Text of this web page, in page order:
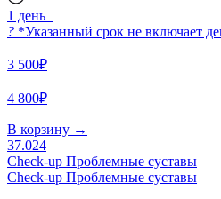
1 день
? *Указанный срок не включает
3 500₽
4 800₽
В корзину →
37.024
Check-up Проблемные суставы
Check-up Проблемные суставы